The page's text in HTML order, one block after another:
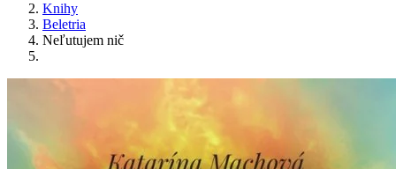
Knihy
Beletria
Neľutujem nič